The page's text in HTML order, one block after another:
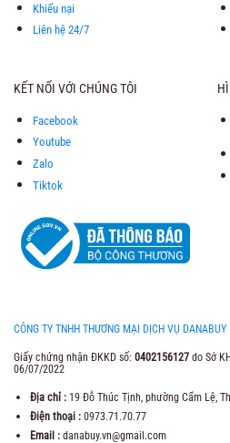
Khiếu nại
Liên hệ 24/7
KẾT NỐI VỚI CHÚNG TÔI
Facebook
Youtube
Zalo
Tiktok
CÔNG TY TNHH THƯƠNG MẠI DỊCH VỤ DANABUY
Giấy chứng nhận ĐKKD số: 0402156127 do Sở
06/07/2022
Địa chỉ :19 Đỗ Thúc Tịnh, phường Cẩm Lệ,
Điện thoại :0973.71.70.77
Email : danabuy.vn@gmail.com